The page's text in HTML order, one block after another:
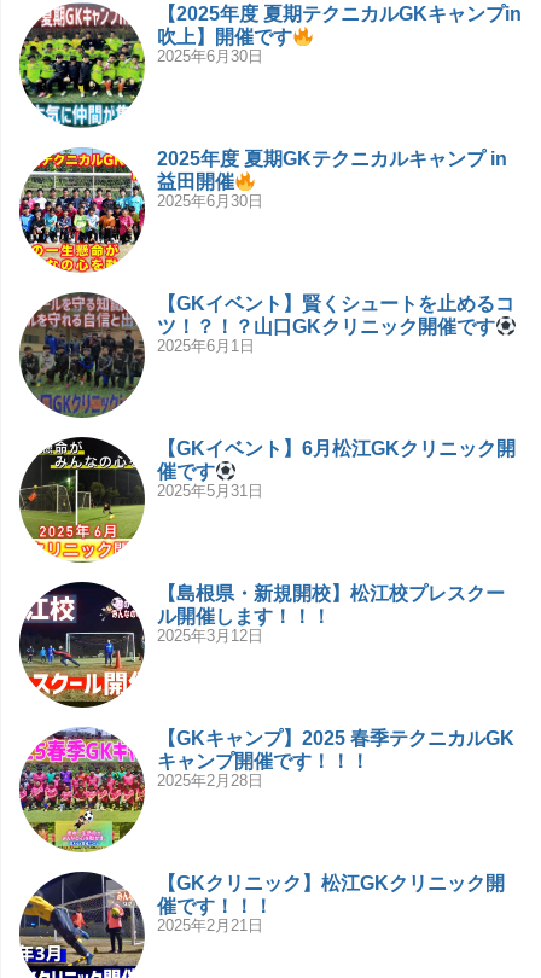
【2025年度 夏期テクニカルGKキャンプin
吹上】開催です
2025年6月30日
2025年度 夏期GKテクニカルキャンプ in
益田開催
2025年6月30日
【GKイベント】賢くシュートを止めるコ
ツ！？！？山口GKクリニック開催です
2025年6月1日
【GKイベント】6月松江GKクリニック開
催です
2025年5月31日
【島根県・新規開校】松江校プレスクー
ル開催します！！！
2025年3月12日
【GKキャンプ】2025 春季テクニカルGK
キャンプ開催です！！！
2025年2月28日
【GKクリニック】松江GKクリニック開
催です！！！
2025年2月21日